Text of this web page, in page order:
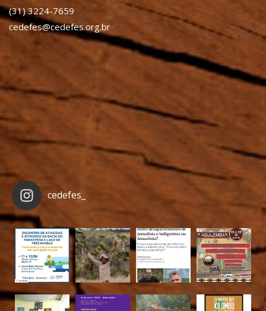
(31) 3224-7659
cedefes@cedefes.org.br
cedefes_